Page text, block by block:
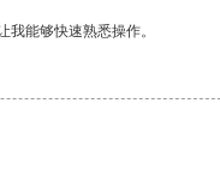
能够快速熟悉操作。